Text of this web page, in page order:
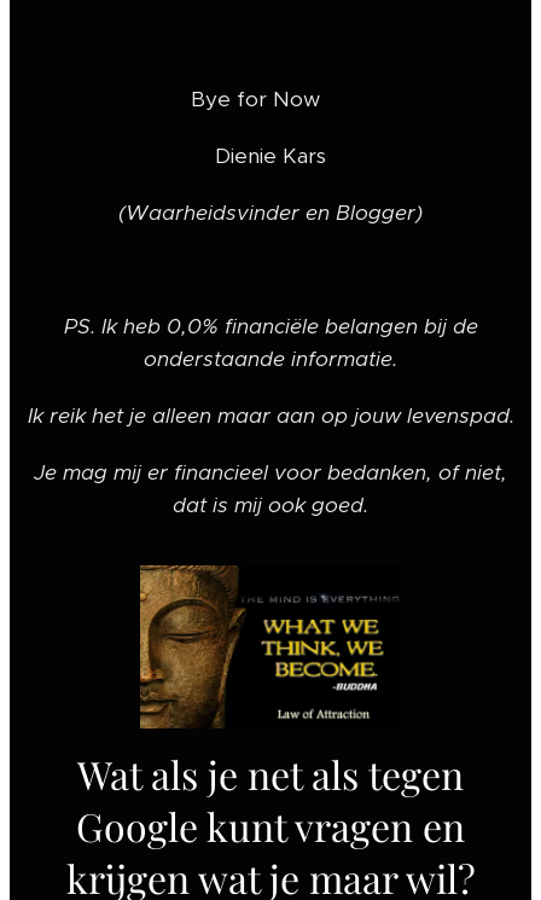
Bye for Now ❤️
Dienie Kars
(Waarheidsvinder en Blogger)
PS. Ik heb 0,0% financiële belangen bij de
onderstaande informatie.
Ik reik het je alleen maar aan op jouw levenspad.
Je mag mij er financieel voor bedanken, of niet,
dat is mij ook goed.
Wat als je net als tegen
Google kunt vragen en
krijgen wat je maar wil?